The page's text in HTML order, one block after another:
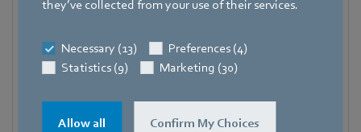
they’ve collected from your use of their services.
Necessary (13)
Preferences (4)
Statistics (9)
Marketing (30)
Allow all Confirm My Choices
Fax
E-Mail
Pascal.Schoepf@de.ebmpapst.com